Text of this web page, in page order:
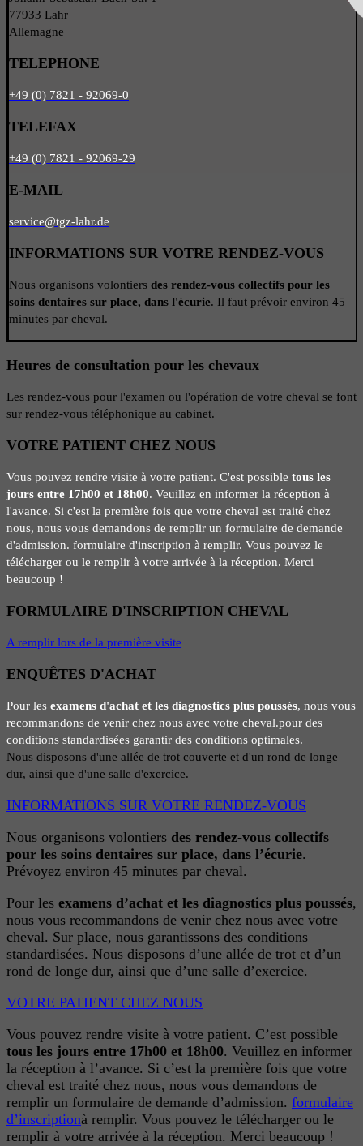
77933 Lahr
Allemagne
TELEPHONE
+49 (0) 7821 - 92069-0
TELEFAX
+49 (0) 7821 - 92069-29
E-MAIL
service@tgz-lahr.de
INFORMATIONS SUR VOTRE RENDEZ-VOUS
Nous organisons volontiers des rendez-vous collectifs pour les
soins dentaires sur place, dans l'écurie. Il faut prévoir environ 45
minutes par cheval.
Heures de consultation pour les chevaux
Les rendez-vous pour l'examen ou l'opération de votre cheval se font
sur rendez-vous téléphonique au cabinet.
VOTRE PATIENT CHEZ NOUS
Vous pouvez rendre visite à votre patient. C'est possible tous les
jours entre 17h00 et 18h00. Veuillez en informer la réception à
l'avance. Si c'est la première fois que votre cheval est traité chez
nous, nous vous demandons de remplir un formulaire de demande
d'admission. formulaire d'inscription à remplir. Vous pouvez le
télécharger ou le remplir à votre arrivée à la réception. Merci
beaucoup !
FORMULAIRE D'INSCRIPTION CHEVAL
A remplir lors de la première visite
ENQUÊTES D'ACHAT
Pour les examens d'achat et les diagnostics plus poussés, nous vous
recommandons de venir chez nous avec votre cheval.pour des
conditions standardisées garantir des conditions optimales.
Nous disposons d'une allée de trot couverte et d'un rond de longe
dur, ainsi que d'une salle d'exercice.
INFORMATIONS SUR VOTRE RENDEZ-VOUS
Nous organisons volontiers des rendez-vous collectifs
pour les soins dentaires sur place, dans l’écurie.
Prévoyez environ 45 minutes par cheval.
Pour les examens d’achat et les diagnostics plus poussés,
nous vous recommandons de venir chez nous avec votre
cheval. Sur place, nous garantissons des conditions
standardisées. Nous disposons d’une allée de trot et d’un
rond de longe dur, ainsi que d’une salle d’exercice.
VOTRE PATIENT CHEZ NOUS
Vous pouvez rendre visite à votre patient. C’est possible
tous les jours entre 17h00 et 18h00. Veuillez en informer
la réception à l’avance. Si c’est la première fois que votre
cheval est traité chez nous, nous vous demandons de
remplir un formulaire de demande d’admission. formulaire
d’inscriptionà remplir. Vous pouvez le télécharger ou le
remplir à votre arrivée à la réception. Merci beaucoup !